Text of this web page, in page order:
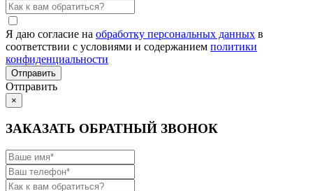
Я даю согласие на обработку персональных данных в
соответствии с условиями и содержанием политики
конфиденциальности
Отправить
×
ЗАКАЗАТЬ ОБРАТНЫЙ ЗВОНОК